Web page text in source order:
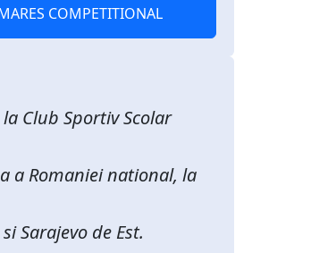
COMPETITIONAL
Club Sportiv Scolar
a Romaniei national, la
Sarajevo de Est.